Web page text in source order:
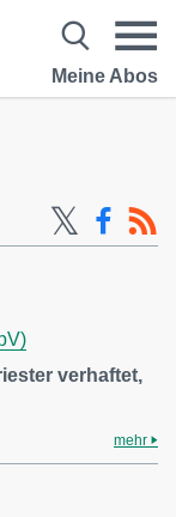
Meine Abos
verhaftet,
mehr